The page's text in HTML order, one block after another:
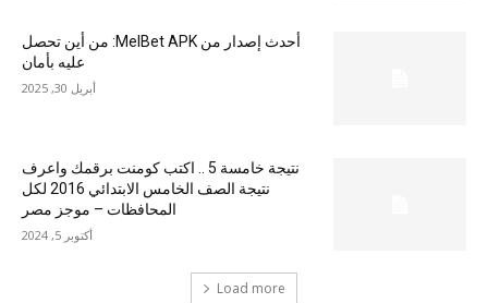
أحدث إصدار من MelBet APK: من أين تحصل
عليه بأمان
أبريل 30, 2025
نتيجة خامسة 5 .. اكتب كومنت برقمك واعرف
نتيجة الصف الخامس الابتدائي 2016 لكل
المحافظات – موجز مصر
أكتوبر 5, 2024
Load more